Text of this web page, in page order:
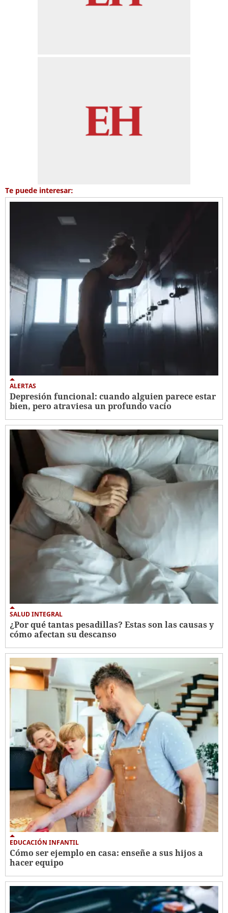
Te puede interesar:
ALERTAS
Depresión funcional: cuando alguien parece estar
bien, pero atraviesa un profundo vacío
SALUD INTEGRAL
¿Por qué tantas pesadillas? Estas son las causas y
cómo afectan su descanso
EDUCACIÓN INFANTIL
Cómo ser ejemplo en casa: enseñe a sus hijos a
hacer equipo